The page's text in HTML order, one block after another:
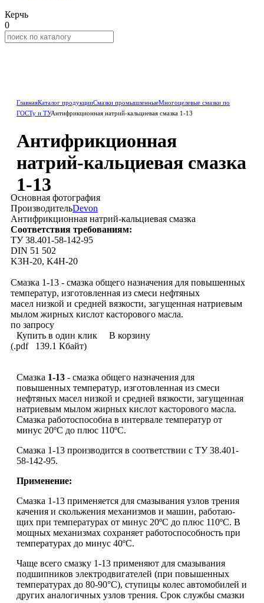
Керчь
0
ГлавнаяКаталог продукцииСмазки промышленныеМногоцелевые смазки по
ГОСТу и ТУАнтифрикционная натрий-кальциевая смазка 1-13
Антифрикционная
натрий-кальциевая смазка
1-13
Основная фотография
ПроизводительDevon
Антифрикционная натрий-кальциевая смазка
Соответствия требованиям:
ТУ 38.401-58-142-95
DIN 51 502
K3H-20, K4H-20
Смазка 1-13 - смазка общего назначения для повышенных
температур, изготовленная из смеси нефтяных
масел низкой и средней вязкости, загущенная натриевым
мылом жирных кислот касторового масла.
по запросу
Купить в один клик
В корзину
(.pdf 139.1 Кбайт)
Смазка 1-13 - смазка общего назначения для
повышенных температур, изготовленная из смеси
нефтяных масел низкой и средней вязкости, загущенная
натриевым мылом жирных кислот касторового масла.
Смазка работоспособна в интервале температур от
минус 20ºС до плюс 110ºС.
Смазка 1-13 производится в соответствии с ТУ 38.401-
58-142-95.
Применение:
Смазка 1-13 применяется для смазывания узлов трения
качения и скольжения механизмов и машин, работаю-
щих при температурах от минус 20ºС до плюс 110ºС. В
мощных механизмах сохраняет работоспособность при
температурах до минус 40ºС.
Чаще всего смазку 1-13 применяют для смазывания
подшипников электродвигателей (при повышенных
температурах до 80-90°С), ступицы колес автомобилей и
других аналогичных узлов трения. Срок службы смазки